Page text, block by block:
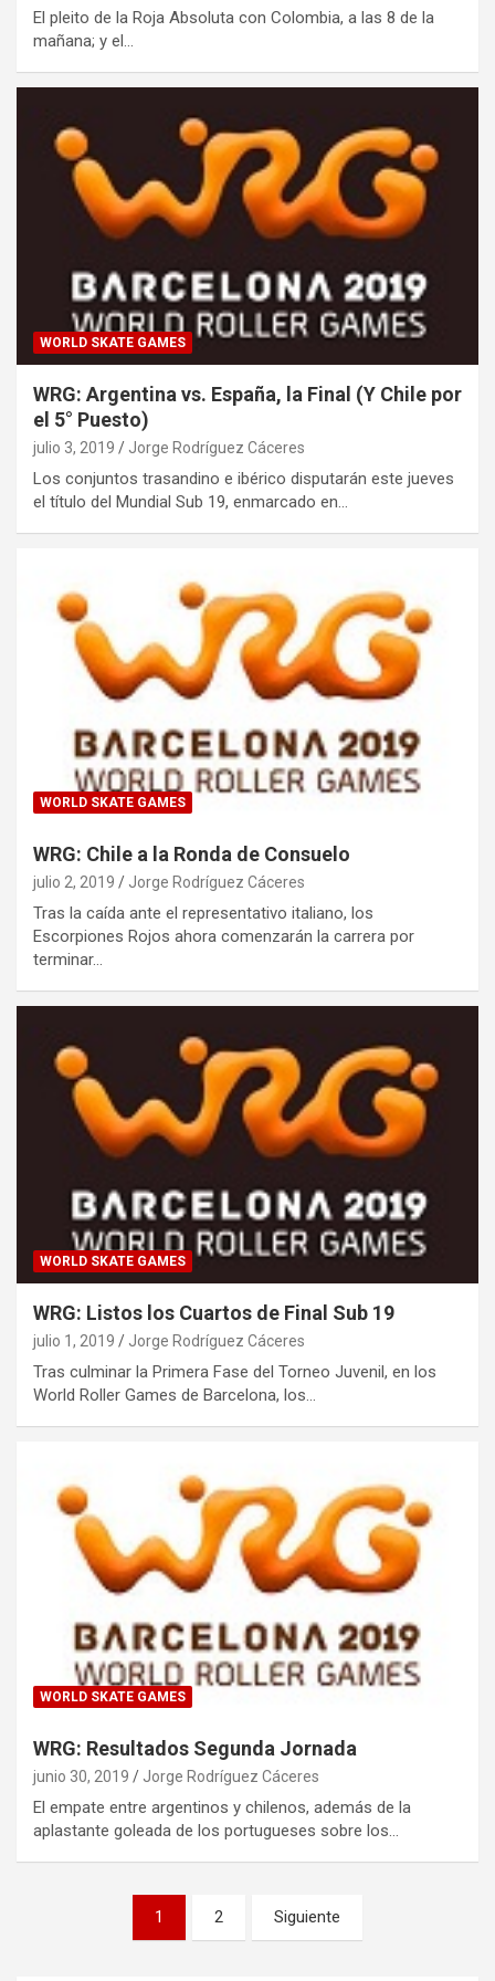
El pleito de la Roja Absoluta con Colombia, a las 8 de la
mañana; y el…
WORLD SKATE GAMES
WRG: Argentina vs. España, la Final (Y Chile por
el 5° Puesto)
julio 3, 2019 Jorge Rodríguez Cáceres
Los conjuntos trasandino e ibérico disputarán este jueves
el título del Mundial Sub 19, enmarcado en…
WORLD SKATE GAMES
WRG: Chile a la Ronda de Consuelo
julio 2, 2019 Jorge Rodríguez Cáceres
Tras la caída ante el representativo italiano, los
Escorpiones Rojos ahora comenzarán la carrera por
terminar…
WORLD SKATE GAMES
WRG: Listos los Cuartos de Final Sub 19
julio 1, 2019 Jorge Rodríguez Cáceres
Tras culminar la Primera Fase del Torneo Juvenil, en los
World Roller Games de Barcelona, los…
WORLD SKATE GAMES
WRG: Resultados Segunda Jornada
junio 30, 2019 Jorge Rodríguez Cáceres
El empate entre argentinos y chilenos, además de la
aplastante goleada de los portugueses sobre los…
1 2 Siguiente